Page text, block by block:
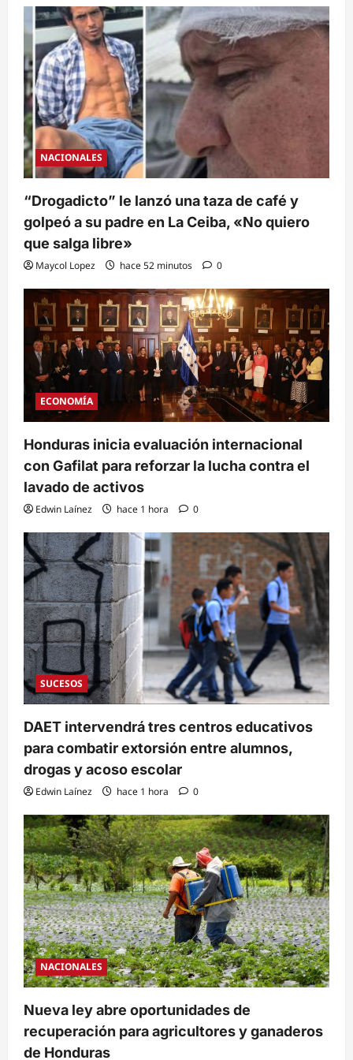
NACIONALES
“Drogadicto” le lanzó una taza de café y
golpeó a su padre en La Ceiba, «No quiero
que salga libre»
Maycol Lopez hace 52 minutos 0
ECONOMÍA
Honduras inicia evaluación internacional
con Gafilat para reforzar la lucha contra el
lavado de activos
Edwin Laínez hace 1 hora 0
SUCESOS
DAET intervendrá tres centros educativos
para combatir extorsión entre alumnos,
drogas y acoso escolar
Edwin Laínez hace 1 hora 0
NACIONALES
Nueva ley abre oportunidades de
recuperación para agricultores y ganaderos
de Honduras